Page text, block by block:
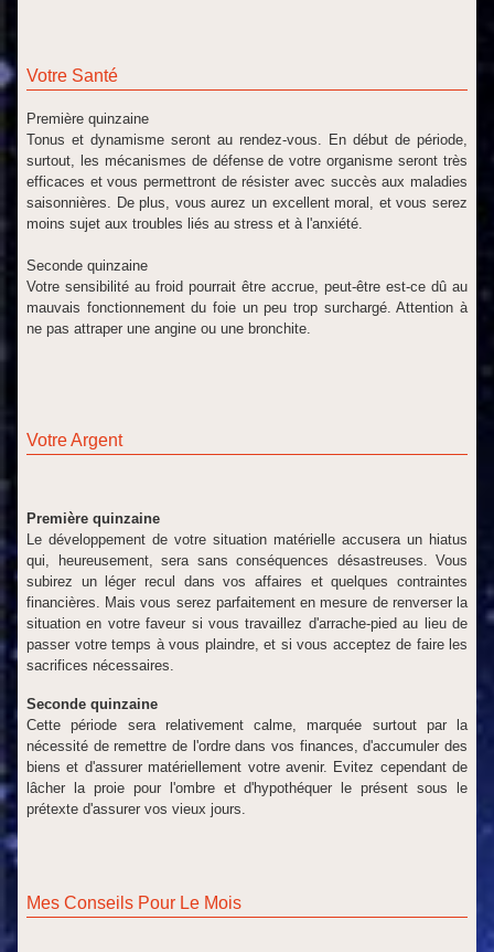
Votre Santé
Première quinzaine
Tonus et dynamisme seront au rendez-vous. En début de période,
surtout, les mécanismes de défense de votre organisme seront très
efficaces et vous permettront de résister avec succès aux maladies
saisonnières. De plus, vous aurez un excellent moral, et vous serez
moins sujet aux troubles liés au stress et à l'anxiété.
Seconde quinzaine
Votre sensibilité au froid pourrait être accrue, peut-être est-ce dû au
mauvais fonctionnement du foie un peu trop surchargé. Attention à
ne pas attraper une angine ou une bronchite.
Votre Argent
Première quinzaine
Le développement de votre situation matérielle accusera un hiatus
qui, heureusement, sera sans conséquences désastreuses. Vous
subirez un léger recul dans vos affaires et quelques contraintes
financières. Mais vous serez parfaitement en mesure de renverser la
situation en votre faveur si vous travaillez d'arrache-pied au lieu de
passer votre temps à vous plaindre, et si vous acceptez de faire les
sacrifices nécessaires.
Seconde quinzaine
Cette période sera relativement calme, marquée surtout par la
nécessité de remettre de l'ordre dans vos finances, d'accumuler des
biens et d'assurer matériellement votre avenir. Evitez cependant de
lâcher la proie pour l'ombre et d'hypothéquer le présent sous le
prétexte d'assurer vos vieux jours.
Mes Conseils Pour Le Mois